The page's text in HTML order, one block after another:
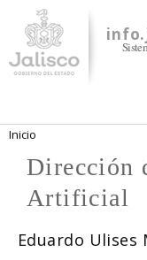
Se encuentra usted aquí
Inicio
Dirección
Artificial
Eduardo Ulises